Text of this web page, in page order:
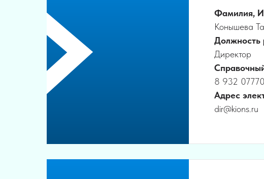
Фамилия,
Конышева
Должность
Директор
8 932
Адрес
dir@kions.ru